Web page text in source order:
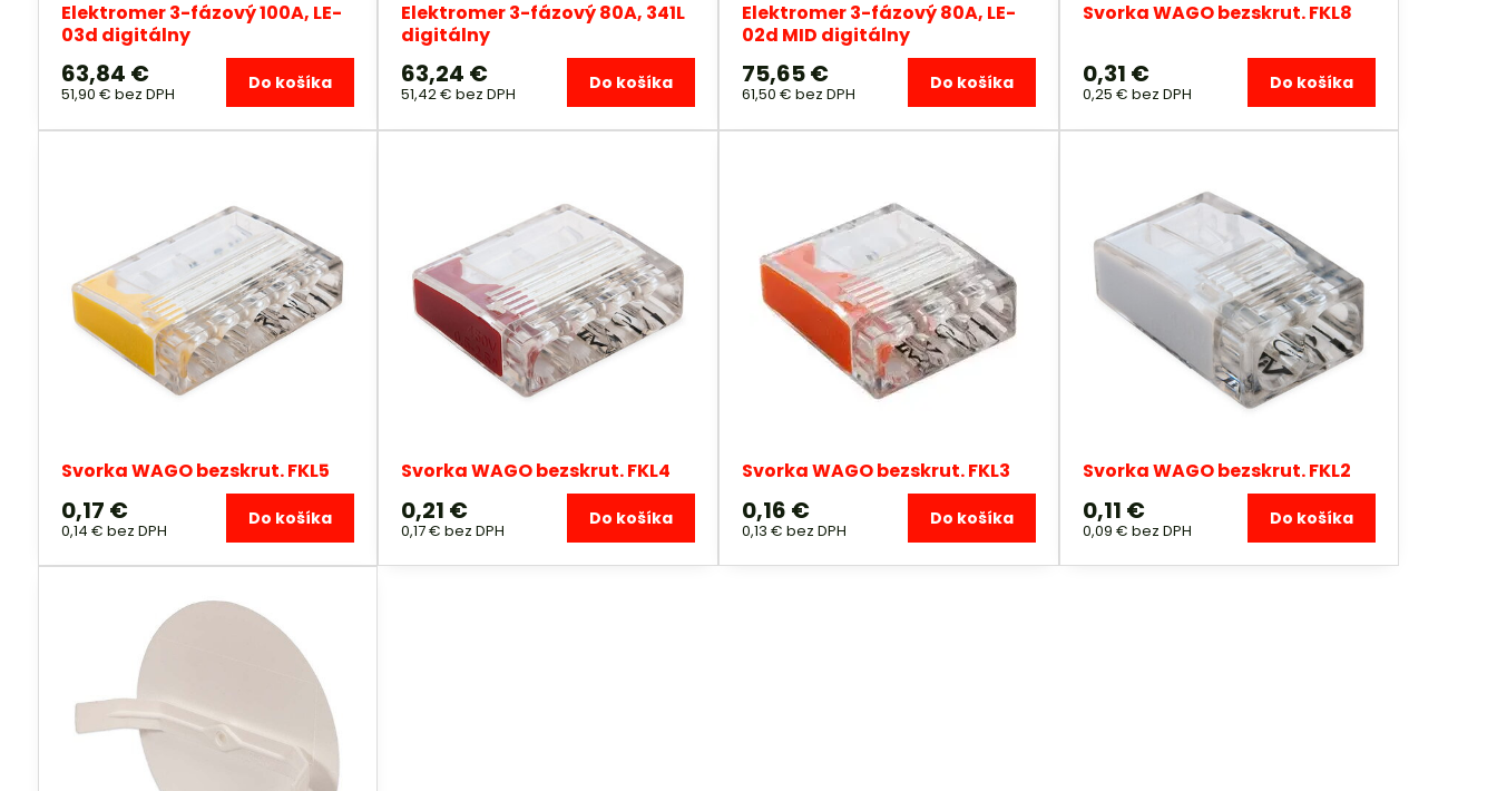
Elektromer 3-fázový 100A, LE-
03d digitálny
63,84 €
51,90 € bez DPH
Do košíka
Elektromer 3-fázový 80A, 341L
digitálny
63,24 €
51,42 €bez DPH
Do košíka
Elektromer 3-fázový 80A, LE-
02d MID digitálny
75,65 €
61,50 € bez DPH
Do košíka
Svorka WAGO bezskrut. FKL8
0,31 €
0,25 € bez DPH
Do košíka
Svorka WAGO bezskrut. FKL5
0,17 €
0,14 € bez DPH
Do košíka
Svorka WAGO bezskrut. FKL4
0,21 €
0,17 €bez DPH
Do košíka
Svorka WAGO bezskrut. FKL3
0,16 €
0,13 € bez DPH
Do košíka
Svorka WAGO bezskrut. FKL2
0,11 €
0,09 € bez DPH
Do košíka